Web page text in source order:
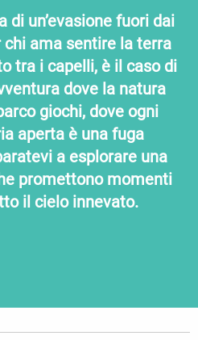
di un’evasione fuori dai
ama sentire la terra
tra i capelli, è il caso di
dove la natura
giochi, dove ogni
aperta è una fuga
a esplorare una
promettono momenti
il cielo innevato.